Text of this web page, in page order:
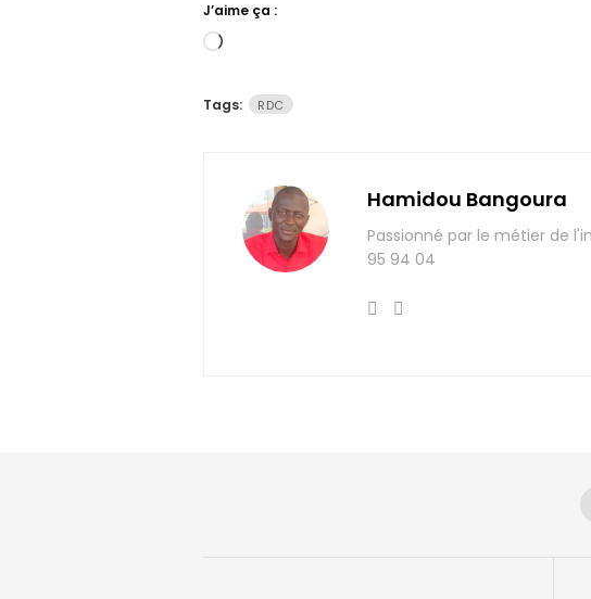
J’aime ça :
Chargement…
Tags: RDC
Hamidou Bangoura
Passionné par le métier de
95 94 04